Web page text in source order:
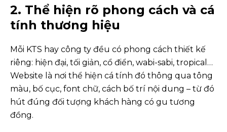
2. Thể hiện rõ phong cách và cá
tính thương hiệu
Mỗi KTS hay công ty đều có phong cách thiết kế
riêng: hiện đại, tối giản, cổ điển, wabi-sabi, tropical…
Website là nơi thể hiện cá tính đó thông qua tông
màu, bố cục, font chữ, cách bố trí nội dung – từ đó
hút đúng đối tượng khách hàng có gu tương
đồng.